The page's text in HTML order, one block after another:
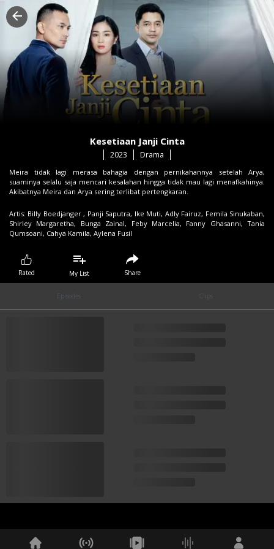
Kesetiaan Janji Cinta
2023 Drama
Meira tidak lagi merasa bahagia dengan pernikahannya setelah Arya,
suaminya selalu saja mencari kesalahan hingga tidak mau lagi menafkahinya.
Akibatnya Meira dan Arya sering terlibat pertengkaran.
Artis: Billy Boedjanger , Panji Saputra, Ike Muti, Adly Fairuz, Femila Sinukaban,
Shirley Margaretha, Bunga Zainal, Feby Marcelia, Fanny Ghasanni, Tania
Qumsoani, Cahya Kamila, Aylena Fusil
Rated My List Share
Episodes Clips